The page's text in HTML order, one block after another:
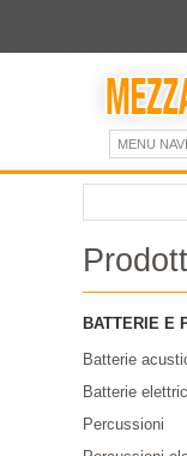
MENU
BATTERIE E
Batterie
Batterie
Percussioni